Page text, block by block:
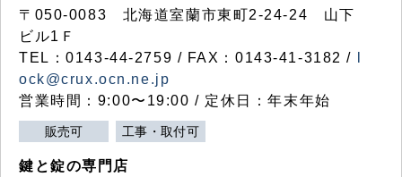
〒050-0083 北海道室蘭市東町2-24-24 山下
ビル1Ｆ
TEL：0143-44-2759 / FAX：0143-41-3182 /
ock@crux.ocn.ne.jp
営業時間：9:00〜19:00 / 定休日：年末年始
販売可 工事・取付可
鍵と錠の専門店